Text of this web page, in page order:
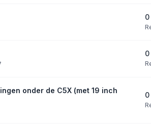
0
0
onder de C5X (met 19 inch
0